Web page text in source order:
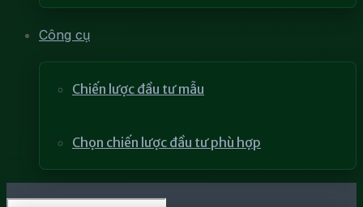
Công cụ
Chiến lược đầu tư mẫu
Chọn chiến lược đầu tư phù hợp
Xác nhận mức lợi nhuận khả thi là rất quan trọng trong
tư duy quản lý vốn